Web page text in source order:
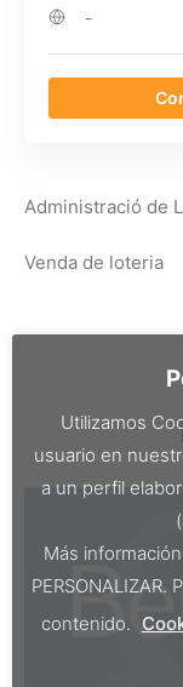
-
Administració de
Venda de loteria
Utilizamos
usuario en
a un perfil
Más
contenido.